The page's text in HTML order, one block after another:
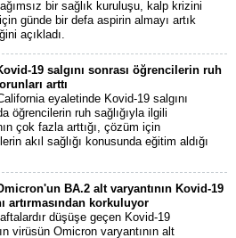
bir sağlık kuruluşu, kalp krizini
günde bir defa aspirin almayı artık
açıkladı.
19 salgını sonrası öğrencilerin ruh
arttı
eyaletinde Kovid-19 salgını
öğrencilerin ruh sağlığıyla ilgili
çok fazla arttığı, çözüm için
akıl sağlığı konusunda eğitim aldığı
BA.2 alt varyantının Kovid-19
artırmasından korkuluyor
düşüşe geçen Kovid-19
virüsün Omicron varyantının alt